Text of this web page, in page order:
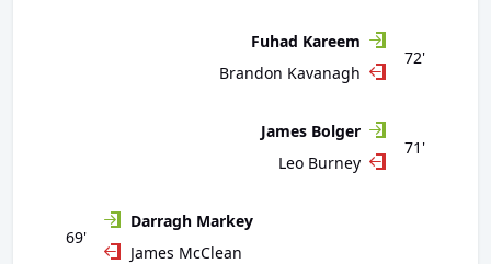
72'
Fuhad Kareem
Brandon Kavanagh
71'
James Bolger
Leo Burney
69'
Darragh Markey
James McClean